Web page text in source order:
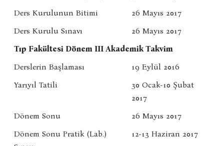
Ders Kurulunun Bitimi
26 Mayıs 2017
Ders Kurulu Sınavı
26 Mayıs 2017
Tıp Fakültesi Dönem III Akademik Takvim
Derslerin Başlaması
19 Eylül 2016
Yarıyıl Tatili
30 Ocak-10 Şubat
2017
Dönem Sonu
26 Mayıs 2017
Dönem Sonu Pratik (Lab.)
12-13 Haziran 2017